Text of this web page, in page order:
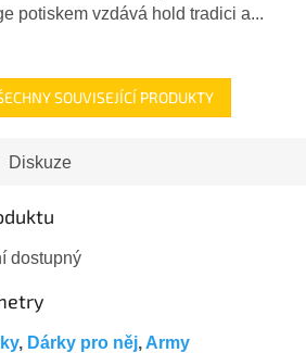
potiskem vzdává hold tradici a...
SOUVISEJÍCÍ PRODUKTY
Diskuze
dostupný
, Dárky pro něj, Army